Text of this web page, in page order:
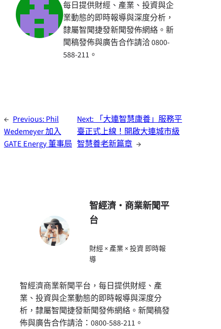
每日提供財經、產業、投資與企
業動態的即時報導與深度分析，
隸屬智聞捷發新聞發佈網絡。新
聞稿發佈與廣告合作請洽 0800-
588-211。
← Previous: Phil
Wedemeyer 加入
GATE Energy 董事局
Next:
「大連智慧康養」服務平
臺正式上線！開啟大連城市級
智慧養老新篇章 →
智經濟・商業新聞平
台
財經 × 產業 × 投資 即時報
導
智經濟商業新聞平台，每日提供財經、產
業、投資與企業動態的即時報導與深度分
析，隸屬智聞捷發新聞發佈網絡。新聞稿發
佈與廣告合作請洽：0800-588-211。